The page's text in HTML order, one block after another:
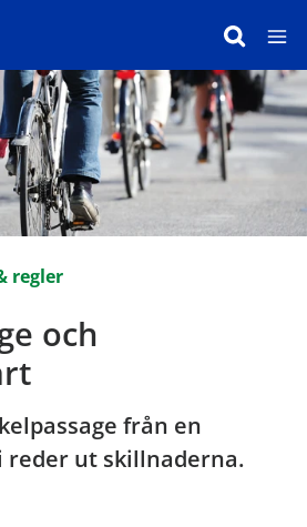
regler
och
från en
reder ut skillnaderna.